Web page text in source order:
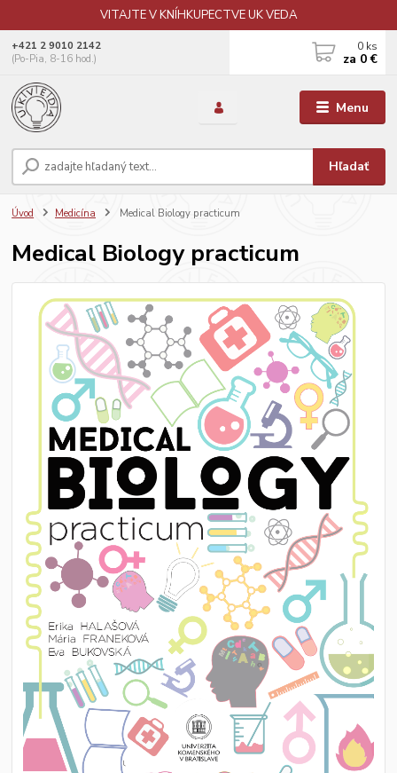
VITAJTE V KNÍHKUPECTVE UK VEDA
Menu
Hľadať
+421 2 9010 2142
(Po-Pia, 8-16 hod.)
0 ks
za 0 €
Úvod Medicína Medical Biology practicum
Medical Biology practicum